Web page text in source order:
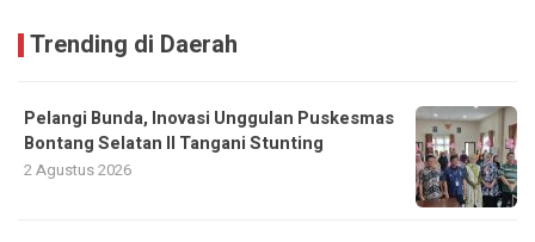
Trending di Daerah
Pelangi Bunda, Inovasi Unggulan Puskesmas
Bontang Selatan II Tangani Stunting
2 Agustus 2026